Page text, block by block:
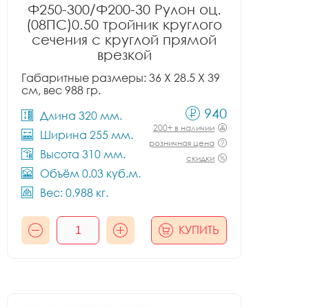
Ф250-300/Ф200-30 Рулон оц.
(08ПС)0.50 тройник круглого
сечения с круглой прямой
врезкой
Габаритные размеры: 36 X 28.5 X 39
см, вес 988 гр.
Длина 320 мм.
Ширина 255 мм.
Высота 310 мм.
Объём 0.03 куб.м.
Вес: 0.988 кг.
940
200+ в наличии
розничная цена
скидки
КУПИТЬ